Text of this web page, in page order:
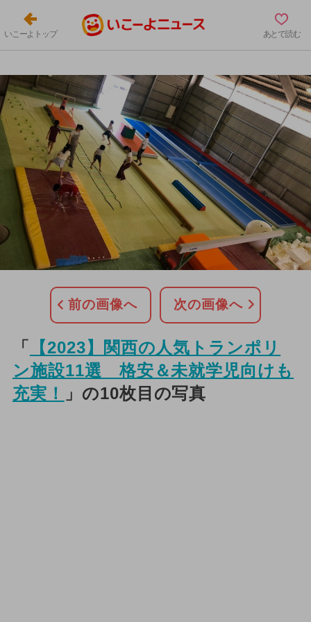
いこーよトップ あとで読む
前の画像へ 次の画像へ
「
【2023】関西の人気トランポリ
ン施設11選 格安＆未就学児向けも
充実！
」の10枚目の写真